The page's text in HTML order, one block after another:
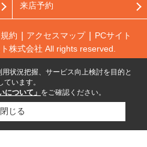
来店予約
約 アクセスマップ
PCサイト
株式会社 All rights reserved.
状況把握、サービス向上検討を目的と
います。
について」 をご確認ください。
閉じる